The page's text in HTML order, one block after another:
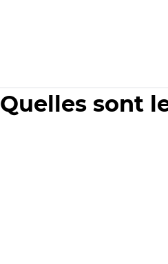
Quelles sont